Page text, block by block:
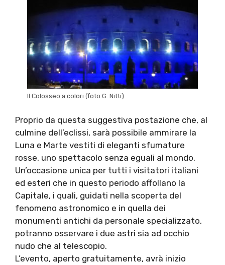
Il Colosseo a colori (foto G. Nitti)
Proprio da questa suggestiva postazione che, al
culmine dell’eclissi, sarà possibile ammirare la
Luna e Marte vestiti di eleganti sfumature
rosse, uno spettacolo senza eguali al mondo.
Un’occasione unica per tutti i visitatori italiani
ed esteri che in questo periodo affollano la
Capitale, i quali, guidati nella scoperta del
fenomeno astronomico e in quella dei
monumenti antichi da personale specializzato,
potranno osservare i due astri sia ad occhio
nudo che al telescopio.
L’evento, aperto gratuitamente, avrà inizio